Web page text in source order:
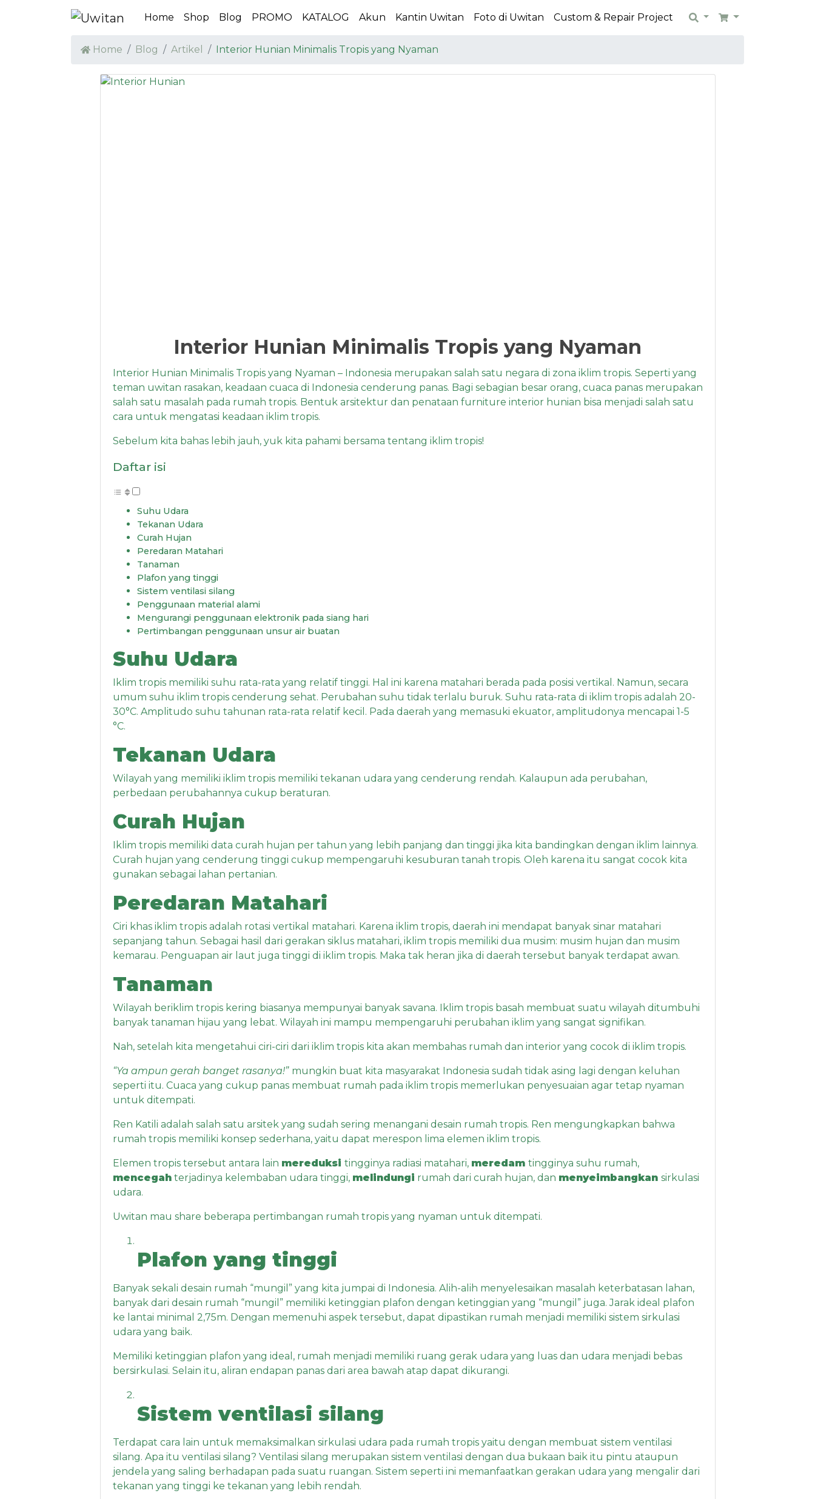
Home Shop Blog PROMO KATALOG Akun Kantin Uwitan Foto di Uwitan Custom & Repair Project SearchCart
Home Blog Artikel Interior Hunian Minimalis Tropis yang Nyaman
Interior Hunian Minimalis Tropis yang Nyaman
Interior Hunian Minimalis Tropis yang Nyaman – Indonesia merupakan salah satu negara di zona iklim tropis. Seperti yang
teman uwitan rasakan, keadaan cuaca di Indonesia cenderung panas. Bagi sebagian besar orang, cuaca panas merupakan
salah satu masalah pada rumah tropis. Bentuk arsitektur dan penataan furniture interior hunian bisa menjadi salah satu
cara untuk mengatasi keadaan iklim tropis.
Sebelum kita bahas lebih jauh, yuk kita pahami bersama tentang iklim tropis!
Daftar isi
Suhu Udara
Tekanan Udara
Curah Hujan
Peredaran Matahari
Tanaman
Plafon yang tinggi
Sistem ventilasi silang
Penggunaan material alami
Mengurangi penggunaan elektronik pada siang hari
Pertimbangan penggunaan unsur air buatan
Suhu Udara
Iklim tropis memiliki suhu rata-rata yang relatif tinggi. Hal ini karena matahari berada pada posisi vertikal. Namun, secara
umum suhu iklim tropis cenderung sehat. Perubahan suhu tidak terlalu buruk. Suhu rata-rata di iklim tropis adalah 20-
30°C. Amplitudo suhu tahunan rata-rata relatif kecil. Pada daerah yang memasuki ekuator, amplitudonya mencapai 1-5
°C.
Tekanan Udara
Wilayah yang memiliki iklim tropis memiliki tekanan udara yang cenderung rendah. Kalaupun ada perubahan,
perbedaan perubahannya cukup beraturan.
Curah Hujan
Iklim tropis memiliki data curah hujan per tahun yang lebih panjang dan tinggi jika kita bandingkan dengan iklim lainnya.
Curah hujan yang cenderung tinggi cukup mempengaruhi kesuburan tanah tropis. Oleh karena itu sangat cocok kita
gunakan sebagai lahan pertanian.
Peredaran Matahari
Ciri khas iklim tropis adalah rotasi vertikal matahari. Karena iklim tropis, daerah ini mendapat banyak sinar matahari
sepanjang tahun. Sebagai hasil dari gerakan siklus matahari, iklim tropis memiliki dua musim: musim hujan dan musim
kemarau. Penguapan air laut juga tinggi di iklim tropis. Maka tak heran jika di daerah tersebut banyak terdapat awan.
Tanaman
Wilayah beriklim tropis kering biasanya mempunyai banyak savana. Iklim tropis basah membuat suatu wilayah ditumbuhi
banyak tanaman hijau yang lebat. Wilayah ini mampu mempengaruhi perubahan iklim yang sangat signifikan.
Nah, setelah kita mengetahui ciri-ciri dari iklim tropis kita akan membahas rumah dan interior yang cocok di iklim tropis.
“Ya ampun gerah banget rasanya!” mungkin buat kita masyarakat Indonesia sudah tidak asing lagi dengan keluhan
seperti itu. Cuaca yang cukup panas membuat rumah pada iklim tropis memerlukan penyesuaian agar tetap nyaman
untuk ditempati.
Ren Katili adalah salah satu arsitek yang sudah sering menangani desain rumah tropis. Ren mengungkapkan bahwa
rumah tropis memiliki konsep sederhana, yaitu dapat merespon lima elemen iklim tropis.
Elemen tropis tersebut antara lain mereduksi tingginya radiasi matahari, meredam tingginya suhu rumah,
mencegahterjadinya kelembaban udara tinggi, melindungi rumah dari curah hujan, dan menyeimbangkan sirkulasi
udara.
Uwitan mau share beberapa pertimbangan rumah tropis yang nyaman untuk ditempati.
Plafon yang tinggi
Banyak sekali desain rumah “mungil” yang kita jumpai di Indonesia. Alih-alih menyelesaikan masalah keterbatasan lahan,
banyak dari desain rumah “mungil” memiliki ketinggian plafon dengan ketinggian yang “mungil” juga. Jarak ideal plafon
ke lantai minimal 2,75m. Dengan memenuhi aspek tersebut, dapat dipastikan rumah menjadi memiliki sistem sirkulasi
udara yang baik.
Memiliki ketinggian plafon yang ideal, rumah menjadi memiliki ruang gerak udara yang luas dan udara menjadi bebas
bersirkulasi. Selain itu, aliran endapan panas dari area bawah atap dapat dikurangi.
Sistem ventilasi silang
Terdapat cara lain untuk memaksimalkan sirkulasi udara pada rumah tropis yaitu dengan membuat sistem ventilasi
silang. Apa itu ventilasi silang? Ventilasi silang merupakan sistem ventilasi dengan dua bukaan baik itu pintu ataupun
jendela yang saling berhadapan pada suatu ruangan. Sistem seperti ini memanfaatkan gerakan udara yang mengalir dari
tekanan yang tinggi ke tekanan yang lebih rendah.